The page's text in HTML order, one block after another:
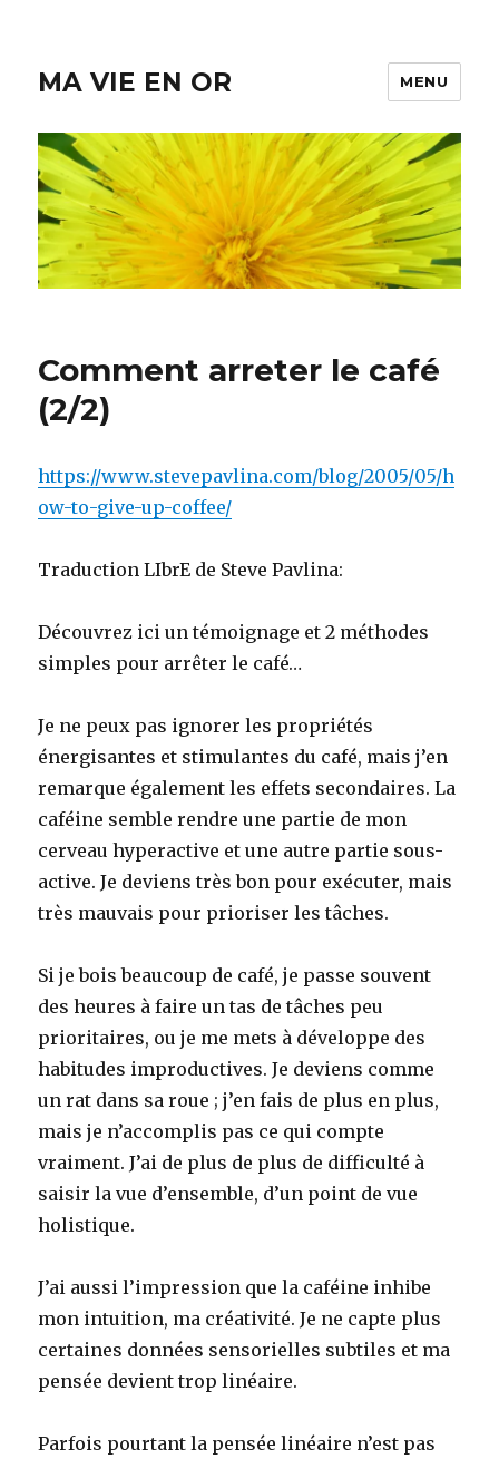
MA VIE EN OR MENU
Comment arreter le café
(2/2)
https://www.stevepavlina.com/blog/2005/05/h
ow-to-give-up-coffee/
Traduction LIbrE de Steve Pavlina:
Découvrez ici un témoignage et 2 méthodes
simples pour arrêter le café…
Je ne peux pas ignorer les propriétés
énergisantes et stimulantes du café, mais j’en
remarque également les effets secondaires. La
caféine semble rendre une partie de mon
cerveau hyperactive et une autre partie sous-
active. Je deviens très bon pour exécuter, mais
très mauvais pour prioriser les tâches.
Si je bois beaucoup de café, je passe souvent
des heures à faire un tas de tâches peu
prioritaires, ou je me mets à développe des
habitudes improductives. Je deviens comme
un rat dans sa roue ; j’en fais de plus en plus,
mais je n’accomplis pas ce qui compte
vraiment. J’ai de plus de plus de difficulté à
saisir la vue d’ensemble, d’un point de vue
holistique.
J’ai aussi l’impression que la caféine inhibe
mon intuition, ma créativité. Je ne capte plus
certaines données sensorielles subtiles et ma
pensée devient trop linéaire.
Parfois pourtant la pensée linéaire n’est pas